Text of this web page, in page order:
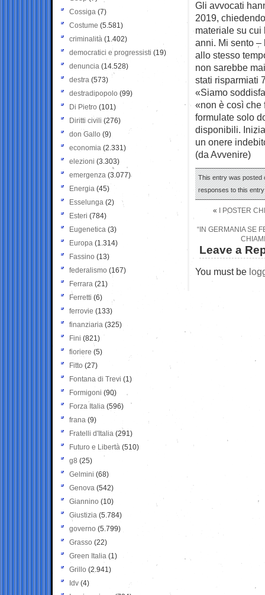
Gli avvocati
2019,
materiale su cui
anni. Mi sento –
allo stesso
non sarebbe
stati risparmiati
«Siamo
«non è così che
formulate solo
disponibili.
un onere
(da Avvenire)
This entry was posted
responses to this
« I POSTER
“IN GERMANIA SE
Leave a
You must be
Cossiga (7)
Costume (5.581)
criminalità (1.402)
democratici e progressisti (19)
denuncia (14.528)
destra (573)
destradipopolo (99)
Di Pietro (101)
Diritti civili (276)
don Gallo (9)
economia (2.331)
elezioni (3.303)
emergenza (3.077)
Energia (45)
Esselunga (2)
Esteri (784)
Eugenetica (3)
Europa (1.314)
Fassino (13)
federalismo (167)
Ferrara (21)
Ferretti (6)
ferrovie (133)
finanziaria (325)
Fini (821)
fioriere (5)
Fitto (27)
Fontana di Trevi (1)
Formigoni (90)
Forza Italia (596)
frana (9)
Fratelli d'Italia (291)
Futuro e Libertà (510)
g8 (25)
Gelmini (68)
Genova (542)
Giannino (10)
Giustizia (5.784)
governo (5.799)
Grasso (22)
Green Italia (1)
Grillo (2.941)
Idv (4)